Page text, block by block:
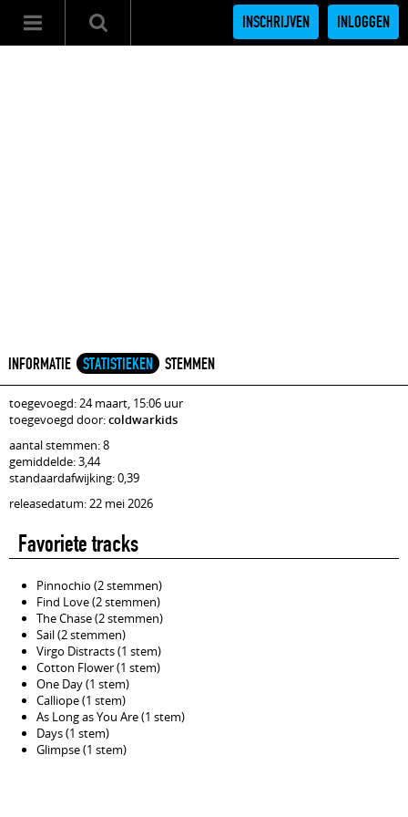
INSCHRIJVEN INLOGGEN
INFORMATIE STATISTIEKEN STEMMEN
toegevoegd: 24 maart, 15:06 uur
toegevoegd door:coldwarkids
aantal stemmen: 8
gemiddelde: 3,44
standaardafwijking: 0,39
releasedatum: 22 mei 2026
Favoriete tracks
Pinnochio (2 stemmen)
Find Love (2 stemmen)
The Chase (2 stemmen)
Sail (2 stemmen)
Virgo Distracts (1 stem)
Cotton Flower (1 stem)
One Day (1 stem)
Calliope (1 stem)
As Long as You Are (1 stem)
Days (1 stem)
Glimpse (1 stem)